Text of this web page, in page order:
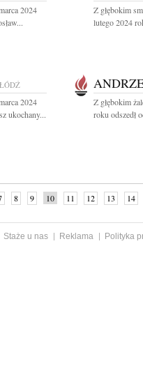
2024
Z głębokim
lutego 2024
ŁÓDŹ
2024
ukochany...
Z głębokim
roku odszedł
8 9 10 11 12 13 14
Staże u nas Reklama
Polityka